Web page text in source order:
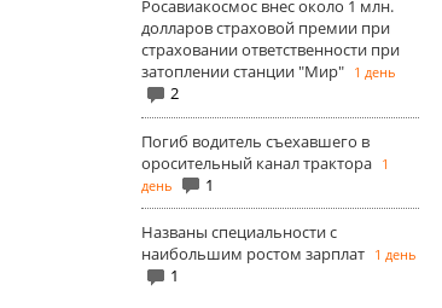
Росавиакосмос внес около 1 млн.
долларов страховой премии при
страховании ответственности при
затоплении станции "Мир" 1 день
2
Погиб водитель съехавшего в
оросительный канал трактора 1
день
1
Названы специальности с
наибольшим ростом зарплат 1 день
1